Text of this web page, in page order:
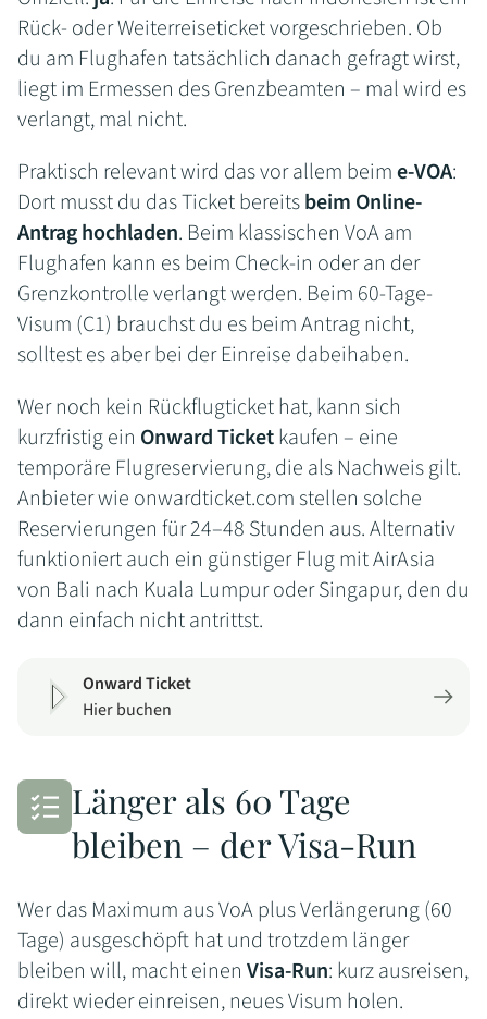
Rück- oder Weiterreiseticket vorgeschrieben. Ob
du am Flughafen tatsächlich danach gefragt wirst,
liegt im Ermessen des Grenzbeamten – mal wird es
verlangt, mal nicht.
Praktisch relevant wird das vor allem beime-VOA:
Dort musst du das Ticket bereitsbeim Online-
Antrag hochladen. Beim klassischen VoA am
Flughafen kann es beim Check-in oder an der
Grenzkontrolle verlangt werden. Beim 60-Tage-
Visum (C1) brauchst du es beim Antrag nicht,
solltest es aber bei der Einreise dabeihaben.
Wer noch kein Rückflugticket hat, kann sich
kurzfristig ein Onward Ticketkaufen – eine
temporäre Flugreservierung, die als Nachweis gilt.
Anbieter wie onwardticket.com stellen solche
Reservierungen für 24–48 Stunden aus. Alternativ
funktioniert auch ein günstiger Flug mit AirAsia
von Bali nach Kuala Lumpur oder Singapur, den du
dann einfach nicht antrittst.
Onward Ticket
Hier buchen
Länger als 60 Tage
bleiben – der Visa-Run
Wer das Maximum aus VoA plus Verlängerung (60
Tage) ausgeschöpft hat und trotzdem länger
bleiben will, macht einen Visa-Run: kurz ausreisen,
direkt wieder einreisen, neues Visum holen.